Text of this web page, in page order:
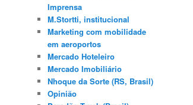
Imprensa
M.Stortti, institucional
Marketing com mobilidade
em aeroportos
Mercado Hoteleiro
Mercado Imobiliário
Nhoque da Sorte (RS, Brasil)
Opinião